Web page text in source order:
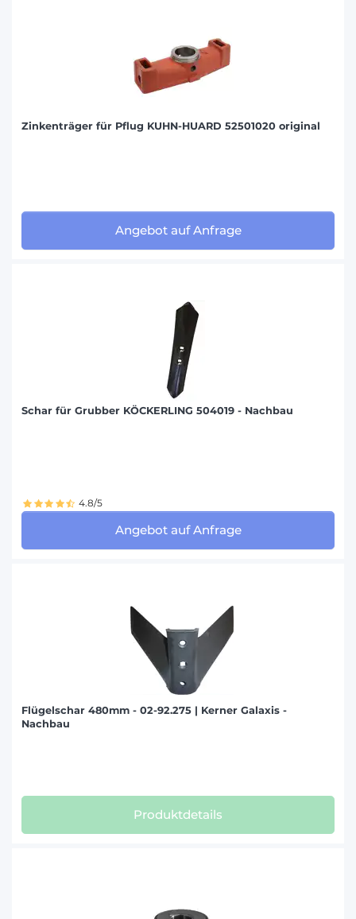
Zinkenträger für Pflug KUHN-HUARD 52501020 original
Angebot auf Anfrage
Schar für Grubber KÖCKERLING 504019 - Nachbau
4.8/5
Angebot auf Anfrage
Flügelschar 480mm - 02-92.275 | Kerner Galaxis -
Nachbau
Produktdetails